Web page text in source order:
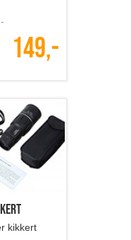
149,-
kikkert